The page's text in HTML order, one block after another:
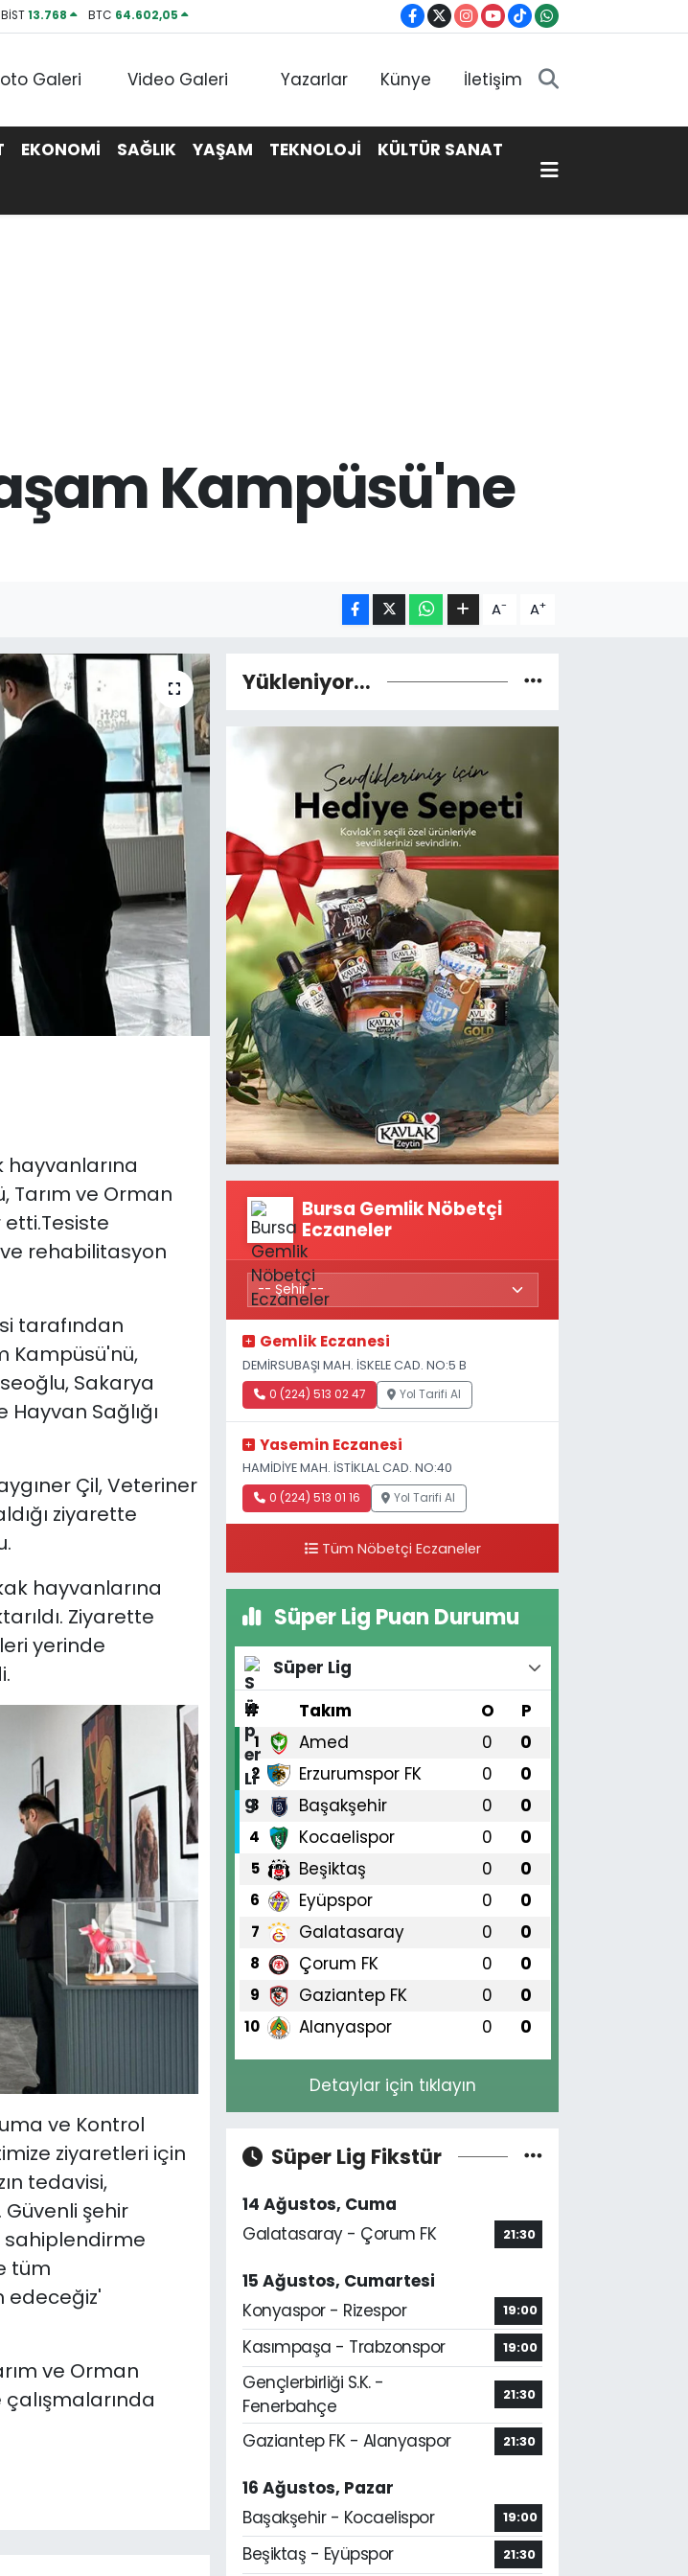
BİST13.768 BTC 64.602,05
Galeri Video Galeri Yazarlar Künye İletişim
EKONOMİ SAĞLIK YAŞAM TEKNOLOJİ
KÜLTÜR SANAT
Kampüsü'ne
A- A+
hayvanlarına
Tarım ve Orman
etti.Tesiste
rehabilitasyon
tarafından
Kampüsü'nü,
Sakarya
Hayvan Sağlığı
Çil, Veteriner
ziyarette
hayvanlarına
Ziyarette
yerinde
ve Kontrol
ziyaretleri için
tedavisi,
şehir
sahiplendirme
tüm
edeceğiz'
ve Orman
Yükleniyor...
Bursa Gemlik Nöbetçi
Eczaneler
Gemlik Eczanesi
DEMİRSUBAŞI MAH. İSKELE CAD. NO:5 B
0 (224) 513 02 47 Yol Tarifi Al
Yasemin Eczanesi
HAMİDİYE MAH. İSTİKLAL CAD. NO:40
0 (224) 513 01 16 Yol Tarifi Al
Tüm Nöbetçi Eczaneler
Süper Lig Puan Durumu
Süper Lig
#
Takım O P
1 Amed 0 0
2 Erzurumspor FK 0 0
3 Başakşehir 0 0
4 Kocaelispor 0 0
5 Beşiktaş 0 0
6 Eyüpspor 0 0
7 Galatasaray 0 0
8 Çorum FK 0 0
9 Gaziantep FK 0 0
10 Alanyaspor 0 0
Detaylar için tıklayın
Süper Lig Fikstür
14 Ağustos, Cuma
Galatasaray - Çorum FK
21:30
15 Ağustos, Cumartesi
Konyaspor - Rizespor
19:00
Kasımpaşa - Trabzonspor 19:00
Gençlerbirliği S.K. -
Fenerbahçe
21:30
Gaziantep FK - Alanyaspor 21:30
16 Ağustos, Pazar
Başakşehir - Kocaelispor
19:00
Beşiktaş - Eyüpspor 21:30